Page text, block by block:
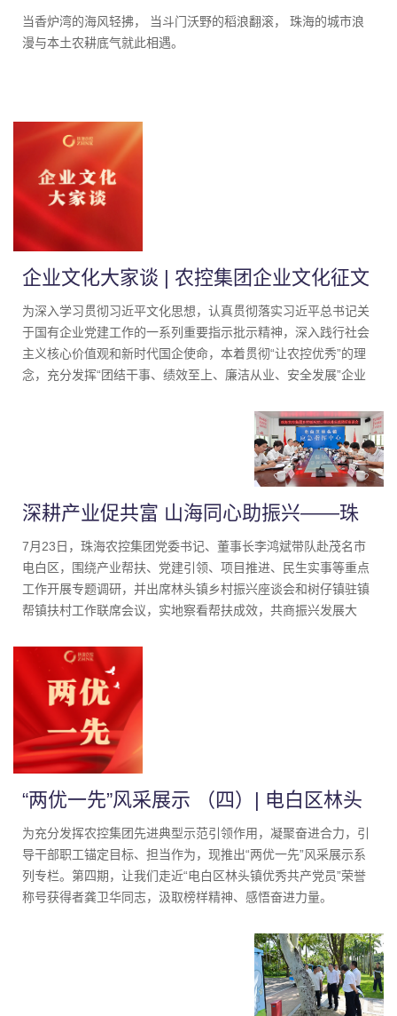
邂逅珠海渔女
当香炉湾的海风轻拂， 当斗门沃野的稻浪翻滚， 珠海的城市浪
漫与本土农耕底气就此相遇。
企业文化大家谈 | 农控集团企业文化征文
比赛获奖作品连载⑨《文化浸润心田，奋
斗点亮征程》
为深入学习贯彻习近平文化思想，认真贯彻落实习近平总书记关
于国有企业党建工作的一系列重要指示批示精神，深入践行社会
主义核心价值观和新时代国企使命，本着贯彻“让农控优秀”的理
念，充分发挥“团结干事、绩效至上、廉洁从业、安全发展”企业
企业文化主题征文比赛。比赛得到全体干部职工热烈响应，各中
心、部室及下属企业员工立足本职岗位，以笔作楫，以纸为舟，
深耕产业促共富 山海同心助振兴——珠
海农控集团党委书记、董事长李鸿斌带队
赴茂名电白调研乡村振兴工作
7月23日，珠海农控集团党委书记、董事长李鸿斌带队赴茂名市
电白区，围绕产业帮扶、党建引领、项目推进、民生实事等重点
工作开展专题调研，并出席林头镇乡村振兴座谈会和树仔镇驻镇
帮镇扶村工作联席会议，实地察看帮扶成效，共商振兴发展大
“两优一先”风采展示 （四）| 电白区林头
镇优秀共产党员 龚卫华
为充分发挥农控集团先进典型示范引领作用，凝聚奋进合力，引
导干部职工锚定目标、担当作为，现推出“两优一先”风采展示系
列专栏。第四期，让我们走近“电白区林头镇优秀共产党员”荣誉
称号获得者龚卫华同志，汲取榜样精神、感悟奋进力量。